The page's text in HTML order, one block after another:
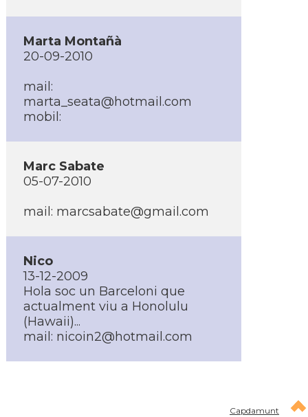
Marta Montañà
20-09-2010
mail:
marta_seata@hotmail.com
mobil:
Marc Sabate
05-07-2010
mail: marcsabate@gmail.com
Nico
13-12-2009
Hola soc un Barceloni que
actualment viu a Honolulu
(Hawaii)...
mail: nicoin2@hotmail.com
Capdamunt